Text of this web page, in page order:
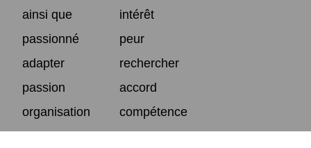
ainsi que
intérêt
passionné
peur
adapter
rechercher
passion
accord
organisation
compétence